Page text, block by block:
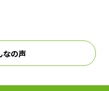
e
なの声